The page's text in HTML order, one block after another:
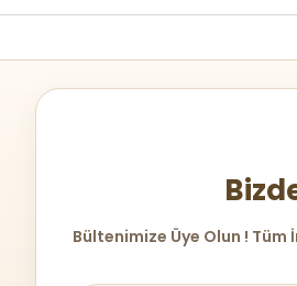
Bültenimize Üye Olun !